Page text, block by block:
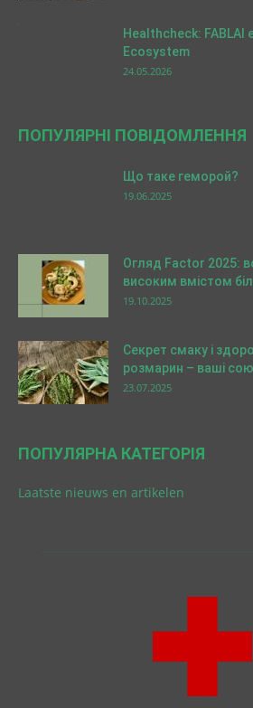
Healthcheck: FABLAI
Ecosystem
24.05.2026
ПОПУЛЯРНІ ПОВІДОМЛЕННЯ
Що таке геморой?
19.06.2025
Огляд Factor 2025:
високим вмістом
19.10.2025
Секрет смаку і
розмарин – ваші
23.07.2025
ПОПУЛЯРНА КАТЕГОРІЯ
Laatste nieuws en artikelen